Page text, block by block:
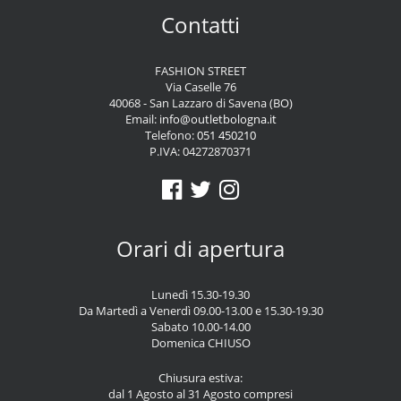
Contatti
FASHION STREET
Via Caselle 76
40068 - San Lazzaro di Savena (BO)
Email: info@outletbologna.it
Telefono:051 450210
P.IVA: 04272870371
Orari di apertura
Lunedì 15.30-19.30
Da Martedì a Venerdì 09.00-13.00 e 15.30-19.30
Sabato 10.00-14.00
Domenica CHIUSO
Chiusura estiva:
dal 1 Agosto al 31 Agosto compresi